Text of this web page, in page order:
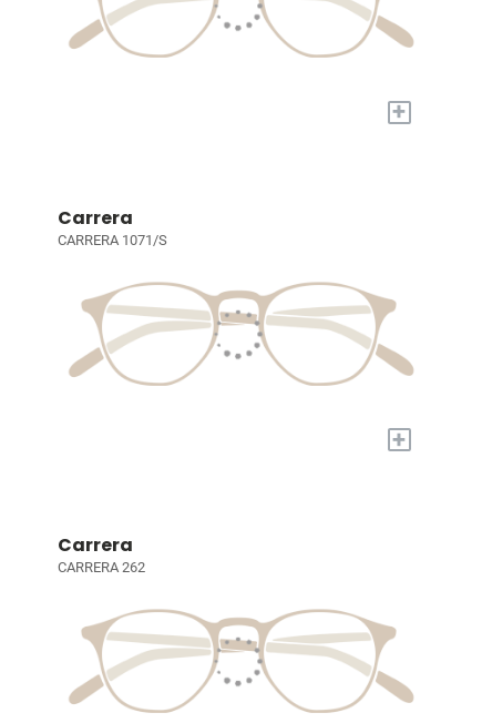
+
Carrera
CARRERA 1071/S
+
Carrera
CARRERA 262